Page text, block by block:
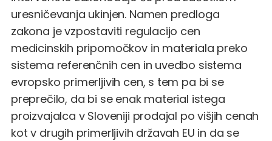
uresničevanja ukinjen. Namen predloga
zakona je vzpostaviti regulacijo cen
medicinskih pripomočkov in materiala preko
sistema referenčnih cen in uvedbo sistema
evropsko primerljivih cen, s tem pa bi se
preprečilo, da bi se enak material istega
proizvajalca v Sloveniji prodajal po višjih cenah
kot v drugih primerljivih državah EU in da se